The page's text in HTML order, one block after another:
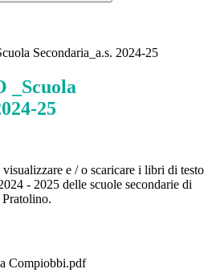
Secondaria_a.s. 2024-25
_Scuola
25
e / o scaricare i libri di testo
- 2025 delle scuole secondarie di
Compiobbi.pdf